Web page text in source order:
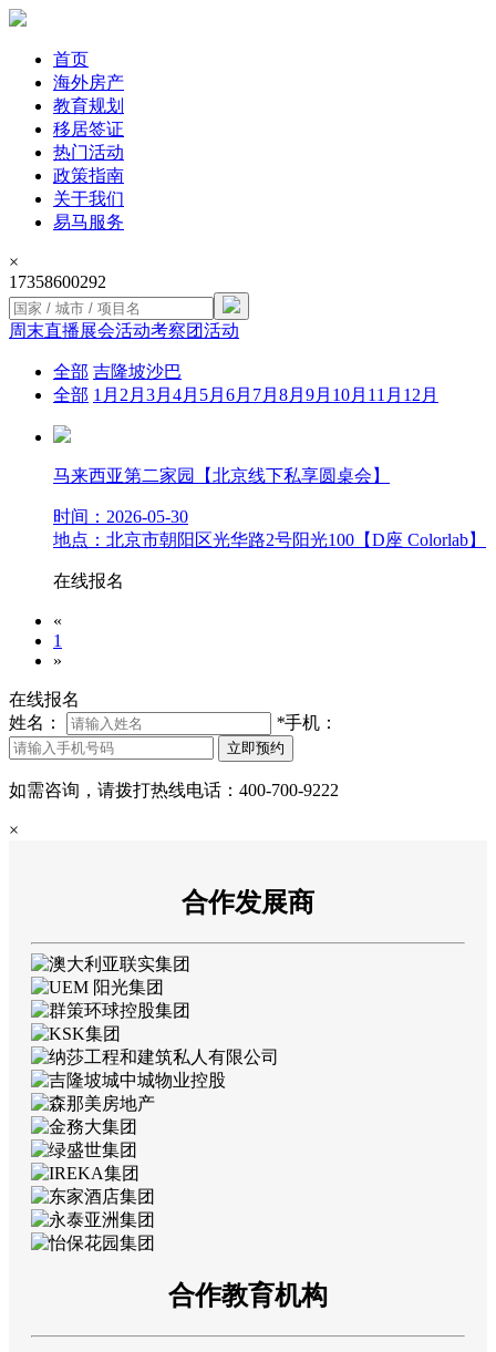
首页
海外房产
教育规划
移居签证
热门活动
政策指南
关于我们
易马服务
×
17358600292
周末直播展会活动考察团活动
全部 吉隆坡沙巴
全部 1月 2月 3月 4月 5月 6月 7月 8月 9月 10月 11月 12月
马来西亚第二家园【北京线下私享圆桌会】
时间：2026-05-30
地点：北京市朝阳区光华路2号阳光100【D座 Colorlab】
在线报名
«
1
»
在线报名
姓名：
*手机：
如需咨询，请拨打热线电话：400-700-9222
×
合作发展商
合作教育机构